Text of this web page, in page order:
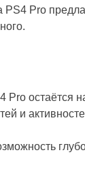
Pro
Pro остаётся
и